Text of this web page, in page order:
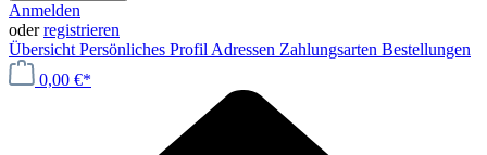
Anmelden
oderregistrieren
Übersicht Persönliches Profil Adressen Zahlungsarten Bestellungen
0,00 €*